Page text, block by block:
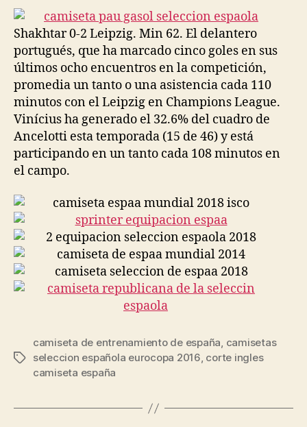
entrada
entrada
Shakhtar 0-2 Leipzig. Min 62. El delantero
portugués, que ha marcado cinco goles en sus
últimos ocho encuentros en la competición,
promedia un tanto o una asistencia cada 110
minutos con el Leipzig en Champions League.
Vinícius ha generado el 32.6% del cuadro de
Ancelotti esta temporada (15 de 46) y está
participando en un tanto cada 108 minutos en
el campo.
Etiquetas
camiseta de entrenamiento de españa, camisetas
seleccion española eurocopa 2016, corte ingles
camiseta españa